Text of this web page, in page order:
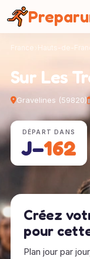
France Hauts-de-
Sur Les
Gravelines (59820)
DÉPART DANS
J−162
Créez
pour
Plan jour par
Panneau de gestion